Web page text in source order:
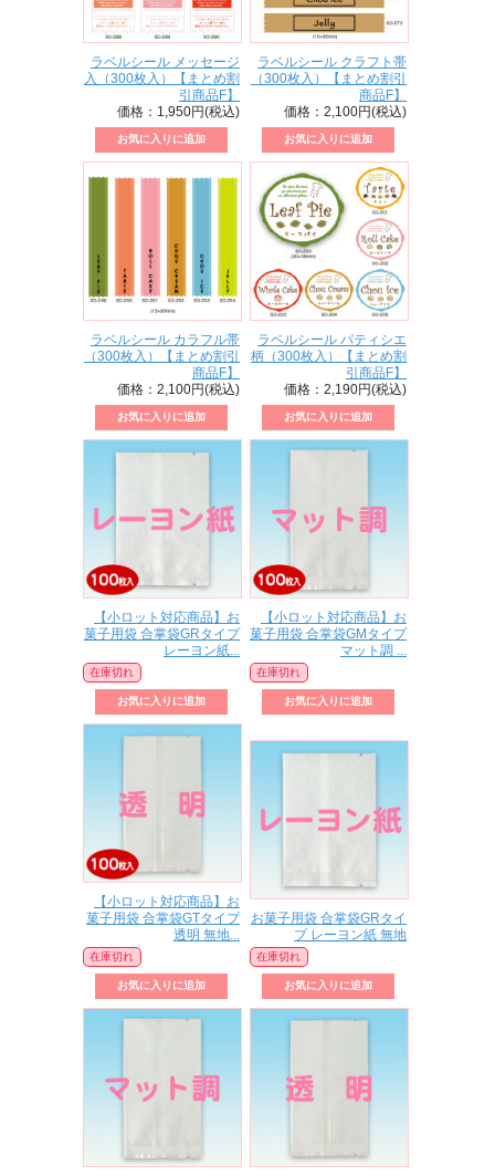
ラベルシール メッセージ
入（300枚入）【まとめ割
引商品F】
価格：1,950円(税込)
ラベルシール クラフト帯
（300枚入）【まとめ割引
商品F】
価格：2,100円(税込)
ラベルシール カラフル帯
（300枚入）【まとめ割引
商品F】
価格：2,100円(税込)
ラベルシール パティシエ
柄（300枚入）【まとめ割
引商品F】
価格：2,190円(税込)
【小ロット対応商品】お
菓子用袋 合掌袋GRタイプ
レーヨン紙...
在庫切れ
【小ロット対応商品】お
菓子用袋 合掌袋GMタイプ
マット調 ...
在庫切れ
【小ロット対応商品】お
菓子用袋 合掌袋GTタイプ
透明 無地...
在庫切れ
お菓子用袋 合掌袋GRタイ
プ レーヨン紙 無地
在庫切れ